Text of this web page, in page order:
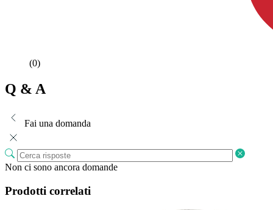
(0)
Q & A
Fai una domanda
Non ci sono ancora domande
Prodotti correlati